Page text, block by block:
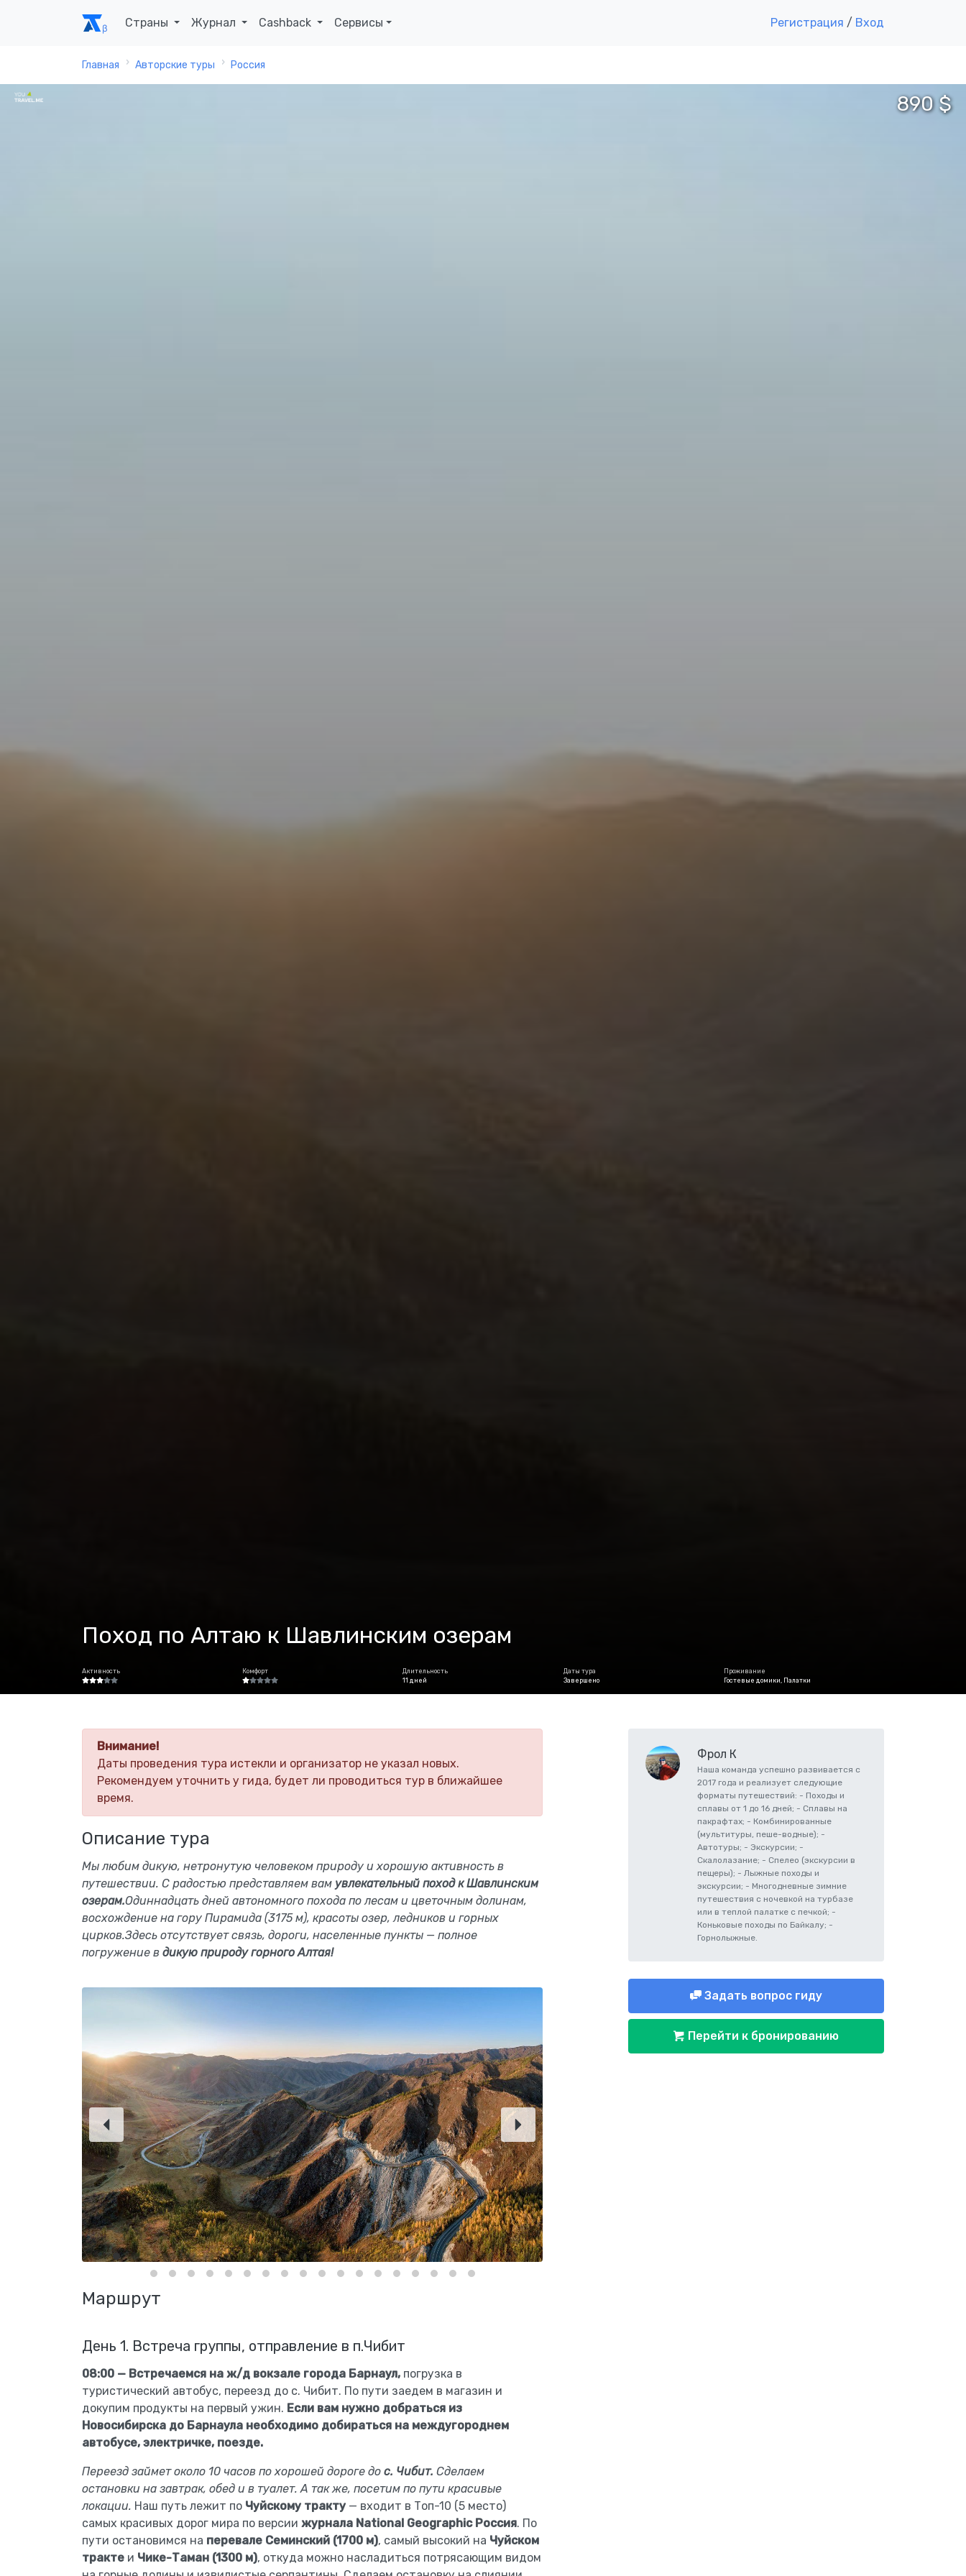
Страны Журнал Cashback Сервисы Регистрация / Вход
Главная Авторские туры Россия
890 $
Поход по Алтаю к Шавлинским озерам
Активность Комфорт
Длительность
11 дней
Даты тура
Завершено
Проживание
Гостевые домики, Палатки
Внимание!
Даты проведения тура истекли и организатор не указал новых.
Рекомендуем уточнить у гида, будет ли проводиться тур в ближайшее
время.
Описание тура
Мы любим дикую, нетронутую человеком природу и хорошую активность в
путешествии. С радостью представляем вам увлекательный поход к Шавлинским
озерам.Одиннадцать дней автономного похода по лесам и цветочным долинам,
восхождение на гору Пирамида (3175 м), красоты озер, ледников и горных
цирков.Здесь отсутствует связь, дороги, населенные пункты — полное
погружение в дикую природу горного Алтая!
Маршрут
День 1. Встреча группы, отправление в п.Чибит
08:00 — Встречаемся на ж/д вокзале города Барнаул, погрузка в
туристический автобус, переезд до с. Чибит. По пути заедем в магазин и
докупим продукты на первый ужин. Если вам нужно добраться из
Новосибирска до Барнаула необходимо добираться на междугороднем
автобусе, электричке, поезде.
Переезд займет около 10 часов по хорошей дороге до с. Чибит. Сделаем
остановки на завтрак, обед и в туалет. А так же, посетим по пути красивые
локации. Наш путь лежит по Чуйскому тракту — входит в Топ-10 (5 место)
самых красивых дорог мира по версии журнала National Geographic Россия. По
пути остановимся на перевале Семинский (1700 м), самый высокий на Чуйском
тракте и Чике-Таман (1300 м), откуда можно насладиться потрясающим видом
Фрол К
Наша команда успешно развивается с
2017 года и реализует следующие
форматы путешествий: - Походы и
сплавы от 1 до 16 дней; - Сплавы на
пакрафтах; - Комбинированные
(мультитуры, пеше-водные); -
Автотуры; - Экскурсии; -
Скалолазание; - Спелео (экскурсии в
пещеры); - Лыжные походы и
экскурсии; - Многодневные зимние
путешествия с ночевкой на турбазе
или в теплой палатке с печкой; -
Коньковые походы по Байкалу; -
Горнолыжные.
Задать вопрос гиду
Перейти к бронированию